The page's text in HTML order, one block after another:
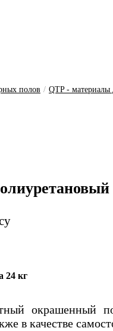
полов / QTP -
24 кг
окрашенный
в качестве